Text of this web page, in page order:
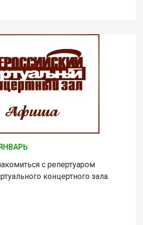
с репертуаром
концертного зала.